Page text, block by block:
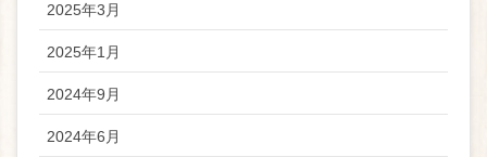
2025年3月
2025年1月
2024年9月
2024年6月